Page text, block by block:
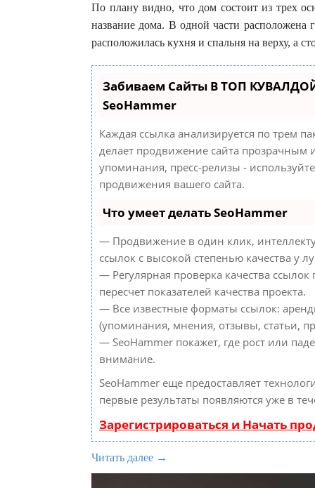
По плану видно, что дом состоит из трех
название дома. В одной части расположена
расположилась кухня и спальня на верху, а
Забиваем Сайты В ТОП
SeoHammer
Каждая ссылка анализируется по трем
делает продвижение сайта прозрачным
упоминания, пресс-релизы -
продвижения вашего сайта.
Что умеет делать SeoHammer
— Продвижение в один клик,
ссылок с высокой степенью качества у
— Регулярная проверка качества
пересчет показателей качества проекта.
— Все известные форматы ссылок:
(упоминания, мнения, отзывы, статьи,
— SeoHammer покажет, где рост или
внимание.
SeoHammer еще предоставляет
первые результаты появляются уже в
Зарегистрироваться и Начать
Читать далее →